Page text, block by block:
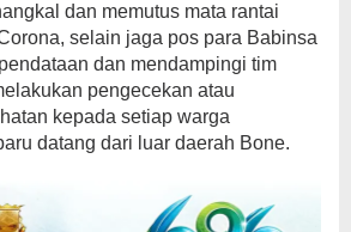
dan memutus mata rantai
selain jaga pos para Babinsa
dan mendampingi tim
pengecekan atau
kepada setiap warga
datang dari luar daerah Bone.